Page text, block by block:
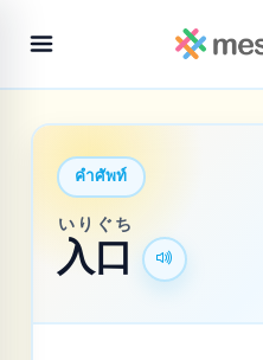
คำศัพท์
入
いり
口
ぐち